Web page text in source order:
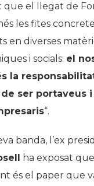
el llegat de
les fites
en diverses
i socials: el
la
de ser portaveus
“.
banda, l’ex
ha exposat
és el paper que